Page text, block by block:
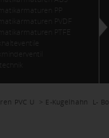
PVC U > E-Kugelhahn L-